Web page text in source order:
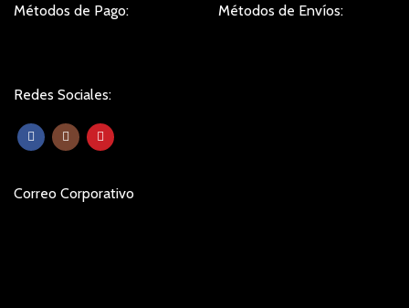
Métodos de Pago: Métodos de Envíos:
Redes Sociales:
Correo Corporativo